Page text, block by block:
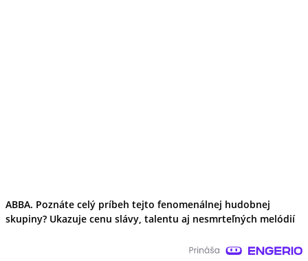
ABBA. Poznáte celý príbeh tejto fenomenálnej hudobnej
skupiny? Ukazuje cenu slávy, talentu aj nesmrteľných melódií